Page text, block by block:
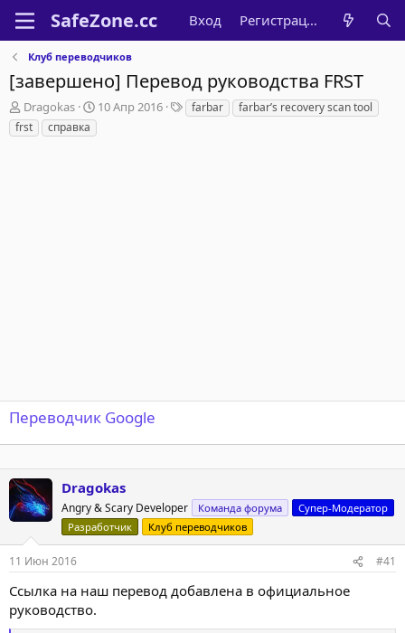
Вход Регистрация
Клуб переводчиков
[завершено] Перевод руководства FRST
А
в
т
Dragokas
Д
10 Апр 2016
Т
е
farbar
farbar’s recovery scan tool
frst
справка
Переводчик Google
Dragokas
Angry & Scary Developer Команда форума
Супер-Модератор
Разработчик
Клуб переводчиков
11 Июн 2016 #41
Ссылка на наш перевод добавлена в официальное
руководство.